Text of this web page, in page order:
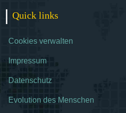
Quick links
Cookies verwalten
Impressum
Datenschutz
Evolution des Menschen